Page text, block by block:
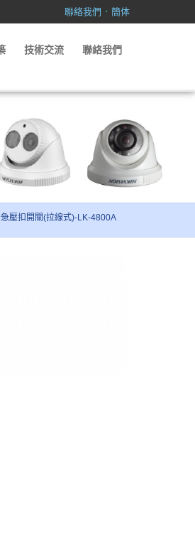
聯絡我們 ． 簡体
技術交流 聯絡我們
壓扣開關(拉線式)-LK-4800A